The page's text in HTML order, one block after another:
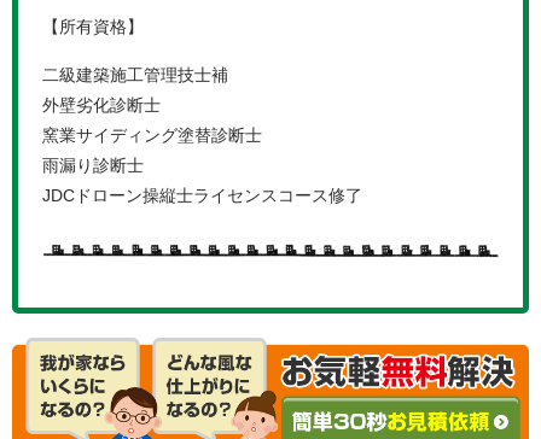
【所有資格】
二級建築施工管理技士補
外壁劣化診断士
窯業サイディング塗替診断士
雨漏り診断士
JDCドローン操縦士ライセンスコース修了